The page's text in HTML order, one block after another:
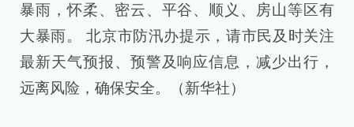
暴雨，怀柔、密云、平谷、顺义、房山等区有
大暴雨。 北京市防汛办提示，请市民及时关注
最新天气预报、预警及响应信息，减少出行，
远离风险，确保安全。（新华社）